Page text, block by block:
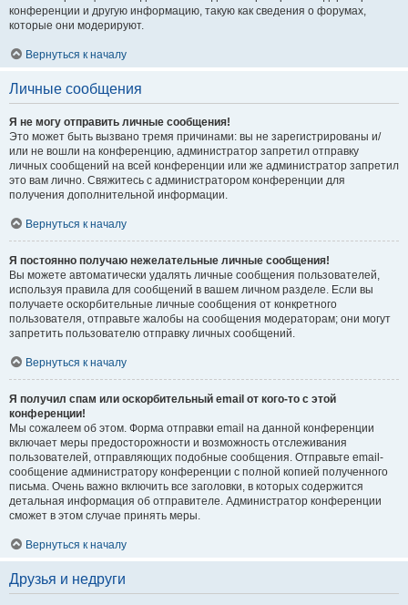
конференции и другую информацию, такую как сведения о форумах,
которые они модерируют.
Вернуться к началу
Личные сообщения
Я не могу отправить личные сообщения!
Это может быть вызвано тремя причинами: вы не зарегистрированы и/
или не вошли на конференцию, администратор запретил отправку
личных сообщений на всей конференции или же администратор запретил
это вам лично. Свяжитесь с администратором конференции для
получения дополнительной информации.
Вернуться к началу
Я постоянно получаю нежелательные личные сообщения!
Вы можете автоматически удалять личные сообщения пользователей,
используя правила для сообщений в вашем личном разделе. Если вы
получаете оскорбительные личные сообщения от конкретного
пользователя, отправьте жалобы на сообщения модераторам; они могут
запретить пользователю отправку личных сообщений.
Вернуться к началу
Я получил спам или оскорбительный email от кого-то с этой
конференции!
Мы сожалеем об этом. Форма отправки email на данной конференции
включает меры предосторожности и возможность отслеживания
пользователей, отправляющих подобные сообщения. Отправьте email-
сообщение администратору конференции с полной копией полученного
письма. Очень важно включить все заголовки, в которых содержится
детальная информация об отправителе. Администратор конференции
сможет в этом случае принять меры.
Вернуться к началу
Друзья и недруги